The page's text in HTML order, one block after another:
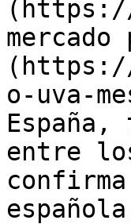
(https://
o-uva-
entre